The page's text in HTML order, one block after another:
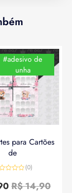
#adesivo de
unha
para Cartões
de
(0)
R$14,90